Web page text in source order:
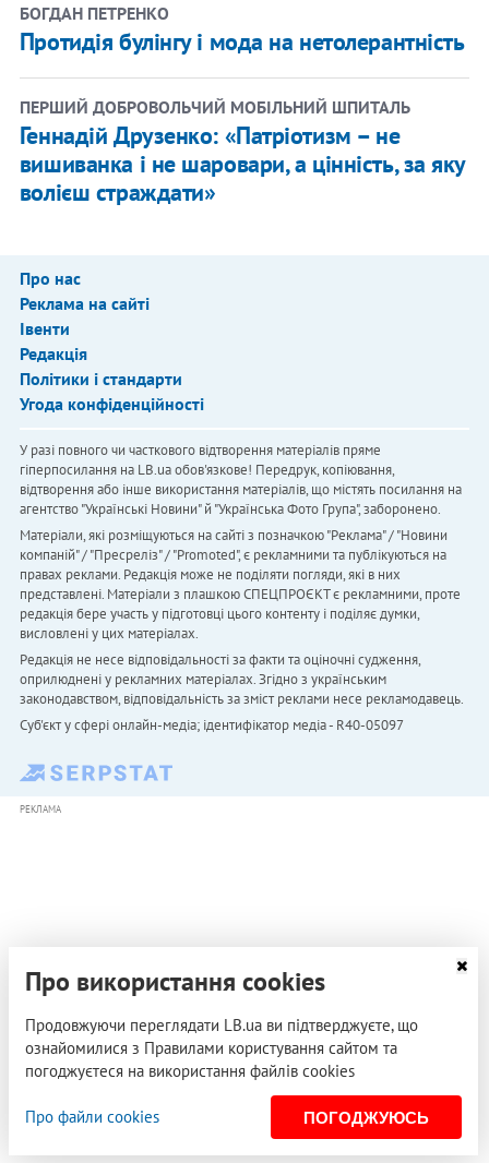
БОГДАН ПЕТРЕНКО
Протидія булінгу і мода на нетолерантність
ПЕРШИЙ ДОБРОВОЛЬЧИЙ МОБІЛЬНИЙ ШПИТАЛЬ
Геннадій Друзенко: «Патріотизм – не
вишиванка і не шаровари, а цінність, за яку
волієш страждати»
Про нас
Реклама на сайті
Івенти
Редакція
Політики і стандарти
Угода конфіденційності
У разі повного чи часткового відтворення матеріалів пряме
гіперпосилання на LB.ua обов'язкове! Передрук, копіювання,
відтворення або інше використання матеріалів, що містять посилання на
агентство "Українськi Новини" й "Українська Фото Група", заборонено.
Матеріали, які розміщуються на сайті з позначкою "Реклама" / "Новини
компаній" / "Пресреліз" / "Promoted", є рекламними та публікуються на
правах реклами. Редакція може не поділяти погляди, які в них
представлені. Матеріали з плашкою СПЕЦПРОЄКТ є рекламними, проте
редакція бере участь у підготовці цього контенту і поділяє думки,
висловлені у цих матеріалах.
Редакція не несе відповідальності за факти та оціночні судження,
оприлюднені у рекламних матеріалах. Згідно з українським
законодавством, відповідальність за зміст реклами несе рекламодавець.
Cуб'єкт у сфері онлайн-медіа; ідентифікатор медіа - R40-05097
РЕКЛАМА
Про використання cookies
Продовжуючи переглядати LB.ua ви підтверджуєте, що
ознайомилися з Правилами користування сайтом та
погоджуєтеся на використання файлів cookies
Про файли cookies ПОГОДЖУЮСЬ